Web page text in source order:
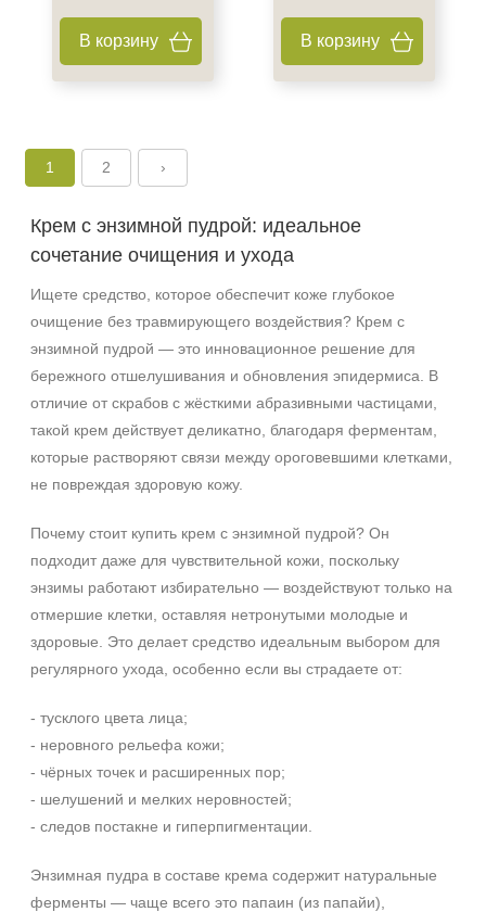
В корзину В корзину
1 2 ›
Крем с энзимной пудрой: идеальное
сочетание очищения и ухода
Ищете средство, которое обеспечит коже глубокое
очищение без травмирующего воздействия? Крем с
энзимной пудрой — это инновационное решение для
бережного отшелушивания и обновления эпидермиса. В
отличие от скрабов с жёсткими абразивными частицами,
такой крем действует деликатно, благодаря ферментам,
которые растворяют связи между ороговевшими клетками,
не повреждая здоровую кожу.
Почему стоит купить крем с энзимной пудрой? Он
подходит даже для чувствительной кожи, поскольку
энзимы работают избирательно — воздействуют только на
отмершие клетки, оставляя нетронутыми молодые и
здоровые. Это делает средство идеальным выбором для
регулярного ухода, особенно если вы страдаете от:
- тусклого цвета лица;
- неровного рельефа кожи;
- чёрных точек и расширенных пор;
- шелушений и мелких неровностей;
- следов постакне и гиперпигментации.
Энзимная пудра в составе крема содержит натуральные
ферменты — чаще всего это папаин (из папайи),